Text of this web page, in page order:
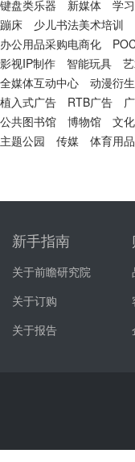
键盘类乐器 新媒体 学
蹦床
少儿书法美术培训
办公用品采购电商化
影视IP制作
智能玩具
全媒体互动中心
动漫衍
植入式广告
RTB广告
公共图书馆
博物馆 文
主题公园
传媒 体育用品
新手指南
关于前瞻研究院
关于订购
关于报告